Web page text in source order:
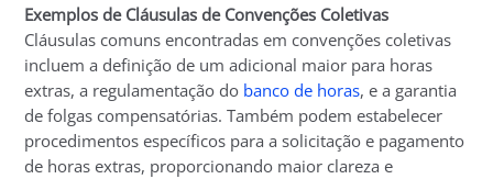
Exemplos de Cláusulas de Convenções Coletivas
Cláusulas comuns encontradas em convenções coletivas
incluem a definição de um adicional maior para horas
extras, a regulamentação do banco de horas, e a garantia
de folgas compensatórias. Também podem estabelecer
procedimentos específicos para a solicitação e pagamento
de horas extras, proporcionando maior clareza e